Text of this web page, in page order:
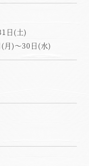
日(土)
月)～30日(水)